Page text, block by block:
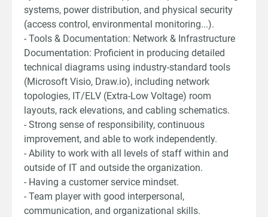
systems, power distribution, and physical security
(access control, environmental monitoring...).
- Tools & Documentation: Network & Infrastructure
Documentation: Proficient in producing detailed
technical diagrams using industry-standard tools
(Microsoft Visio, Draw.io), including network
topologies, IT/ELV (Extra-Low Voltage) room
layouts, rack elevations, and cabling schematics.
- Strong sense of responsibility, continuous
improvement, and able to work independently.
- Ability to work with all levels of staff within and
outside of IT and outside the organization.
- Having a customer service mindset.
- Team player with good interpersonal,
communication, and organizational skills.